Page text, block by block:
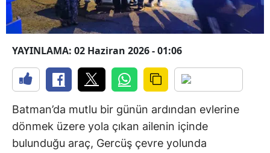
YAYINLAMA: 02 Haziran 2026 - 01:06
Batman’da mutlu bir günün ardından evlerine
dönmek üzere yola çıkan ailenin içinde
bulunduğu araç, Gercüş çevre yolunda